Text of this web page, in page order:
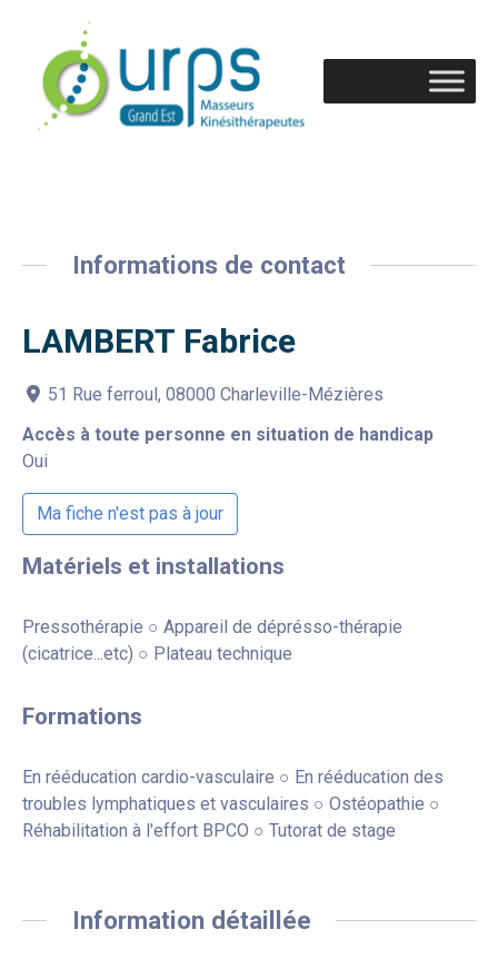
Informations de contact
LAMBERT Fabrice
51 Rue ferroul, 08000 Charleville-Mézières
Accès à toute personne en situation de handicap
Oui
Ma fiche n'est pas à jour
Matériels et installations
Pressothérapie ○ Appareil de déprésso-thérapie
(cicatrice...etc) ○ Plateau technique
Formations
En rééducation cardio-vasculaire ○ En rééducation des
troubles lymphatiques et vasculaires ○ Ostéopathie ○
Réhabilitation à l'effort BPCO ○ Tutorat de stage
Information détaillée